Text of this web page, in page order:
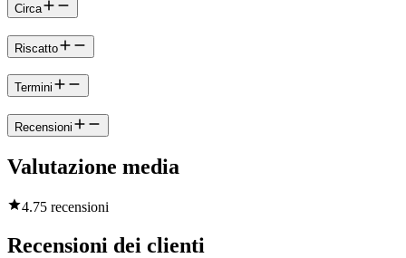
Circa
Riscatto
Termini
Recensioni
Valutazione media
4.75 recensioni
Recensioni dei clienti